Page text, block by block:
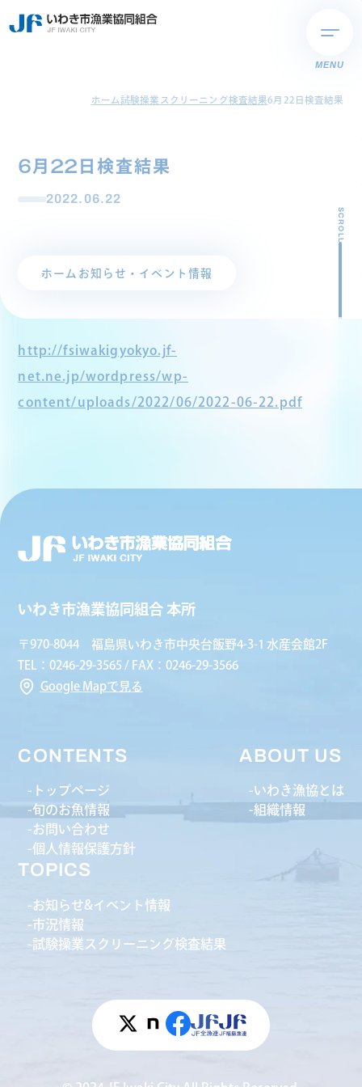
MENU
ホーム試験操業スクリーニング検査結果6月22日検査結果
6月22日検査結果
2022.06.22
ホーム お知らせ・イベント情報
SCROLL
http://fsiwakigyokyo.jf-
net.ne.jp/wordpress/wp-
content/uploads/2022/06/2022-06-22.pdf
いわき市漁業協同組合 本所
〒970-8044 福島県いわき市中央台飯野4-3-1 水産会館2F
TEL：0246-29-3565 / FAX：0246-29-3566
Google Mapで見る
CONTENTS
トップページ
旬のお魚情報
お問い合わせ
個人情報保護方針
ABOUT US
いわき漁協とは
組織情報
TOPICS
お知らせ&イベント情報
市況情報
試験操業スクリーニング検査結果